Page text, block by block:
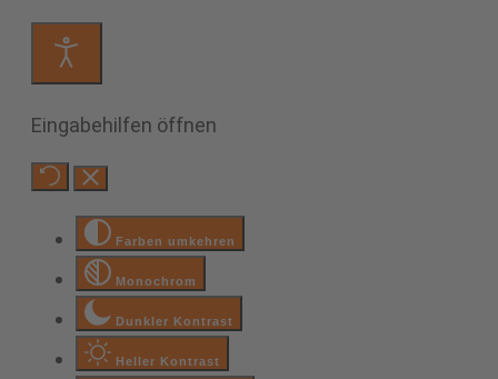
Eingabehilfen öffnen
Farben umkehren
Monochrom
Dunkler Kontrast
Heller Kontrast